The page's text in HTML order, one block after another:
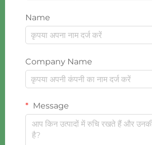
Name
Company Name
Message